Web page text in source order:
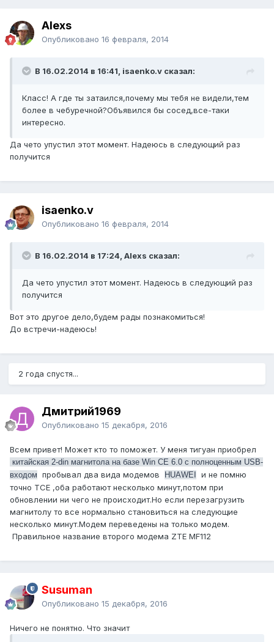
Alexs
Опубликовано 16 февраля, 2014
В 16.02.2014 в 16:41, isaenko.v сказал:
Класс! А где ты затаился,почему мы тебя не видели,тем
более в чебуречной?Объявился бы сосед,все-таки
интересно.
Да чето упустил этот момент. Надеюсь в следующий раз
получится
isaenko.v
Опубликовано 16 февраля, 2014
В 16.02.2014 в 17:24, Alexs сказал:
Да чето упустил этот момент. Надеюсь в следующий раз
получится
Вот это другое дело,будем рады познакомиться!
До встречи-надеюсь!
2 года спустя...
Дмитрий1969
Опубликовано 15 декабря, 2016
Всем привет! Может кто то поможет. У меня тигуан приобрел
китайская 2-din магнитола на базе Win CE 6.0 с полноценным USB-
входом пробывал два вида модемов HUAWEI
и не помню
точно TCE ,оба работают несколько минут,потом при
обновлении ни чего не происходит.Но если перезагрузить
магнитолу то все нормально становиться на следующие
несколько минут.Модем переведены на только модем.
Правильное название второго модема ZTE MF112
Susuman
Опубликовано 15 декабря, 2016
Ничего не понятно. Что значит